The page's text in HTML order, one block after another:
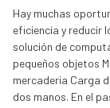
Hay muchas
eficiencia y reducir
solución de
pequeños objetos
mercaderia Carga
dos manos. En el